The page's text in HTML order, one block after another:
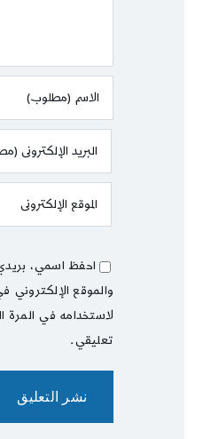
احفظ اسمي، بريدي
والموقع الإلكتروني
لاستخدامه في المرة
تعليقي.